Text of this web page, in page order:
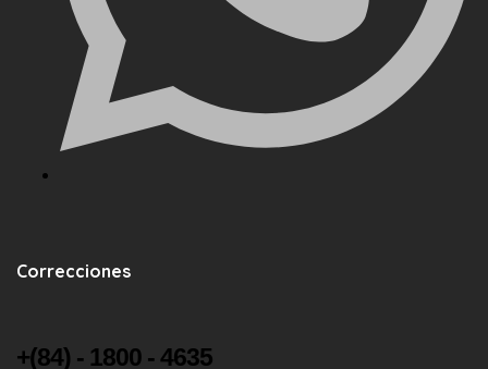
Correcciones
+(84) - 1800 - 4635